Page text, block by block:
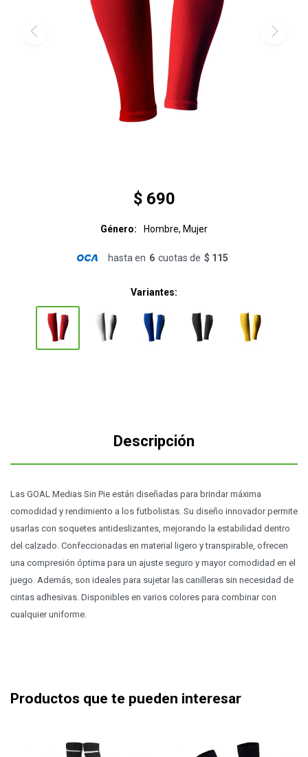
$ 690
Género Hombre, Mujer
hasta en 6 cuotas de $ 115
Variantes:
Descripción
Las GOAL Medias Sin Pie están diseñadas para brindar máxima
comodidad y rendimiento a los futbolistas. Su diseño innovador permite
usarlas con soquetes antideslizantes, mejorando la estabilidad dentro
del calzado. Confeccionadas en material ligero y transpirable, ofrecen
una compresión óptima para un ajuste seguro y mayor comodidad en el
juego. Además, son ideales para sujetar las canilleras sin necesidad de
cintas adhesivas. Disponibles en varios colores para combinar con
cualquier uniforme.
Productos que te pueden interesar